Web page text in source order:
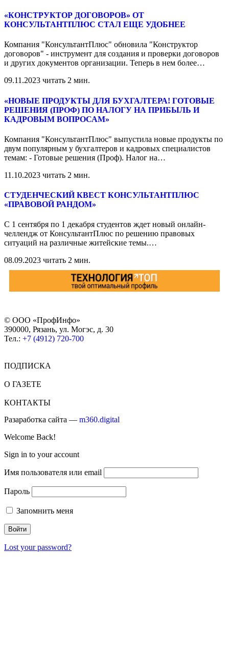
«КОНСТРУКТОР ДОГОВОРОВ» ОТ
КОНСУЛЬТАНТПЛЮС СТАЛ ЕЩЕ УДОБНЕЕ
Компания "КонсультантПлюс" обновила "Конструктор
договоров" - инструмент для создания и проверки договоров
и других документов организации. Теперь в нем более…
09.11.2023 читать 2 мин.
«НОВЫЕ ПРОДУКТЫ ДЛЯ БУХГАЛТЕРА! ГОТОВЫЕ
РЕШЕНИЯ (ПРОФ) ПО НАЛОГУ НА ПРИБЫЛЬ И
КАДРОВЫМ ВОПРОСАМ»
Компания "КонсультантПлюс" выпустила новые продукты по
двум популярным у бухгалтеров и кадровых специалистов
темам: - Готовые решения (Проф). Налог на…
11.10.2023 читать 2 мин.
СТУДЕНЧЕСКИЙ КВЕСТ КОНСУЛЬТАНТПЛЮС
«ПРАВОВОЙ РАНДОМ»
С 1 сентября по 1 декабря студентов ждет новый онлайн-
челлендж от КонсультантПлюс по решению правовых
ситуаций на различные житейские темы.…
08.09.2023 читать 2 мин.
© ООО «ПрофИнфо»
390000, Рязань, ул. Могэс, д. 30
Тел.: +7 (4912) 720-700
ПОДПИСКА
О ГАЗЕТЕ
КОНТАКТЫ
Разаработка сайта — m360.digital
Welcome Back!
Sign in to your account
Имя пользователя или email
Пароль
Запомнить меня
Lost your password?